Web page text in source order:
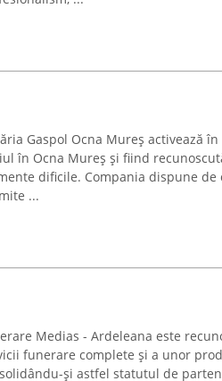
Gaspol Ocna Mureș activează
în Ocna Mureș și fiind
dificile. Compania dispune
...
Medias - Ardeleana este
funerare complete și a unor
și astfel statutul de